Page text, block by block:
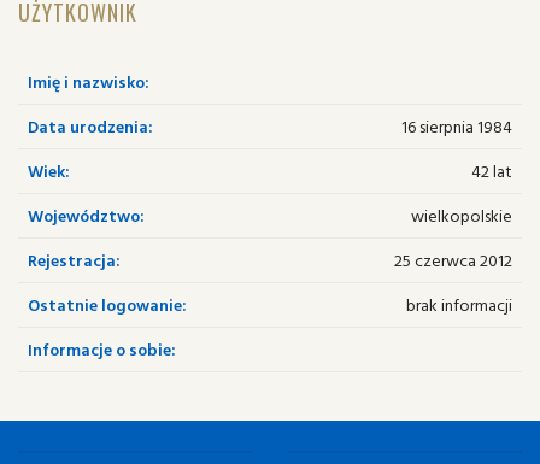
UŻYTKOWNIK
Imię i nazwisko:
Data urodzenia:
16 sierpnia 1984
Wiek:
42 lat
Województwo:
wielkopolskie
Rejestracja:
25 czerwca 2012
Ostatnie logowanie:
brak informacji
Informacje o sobie: